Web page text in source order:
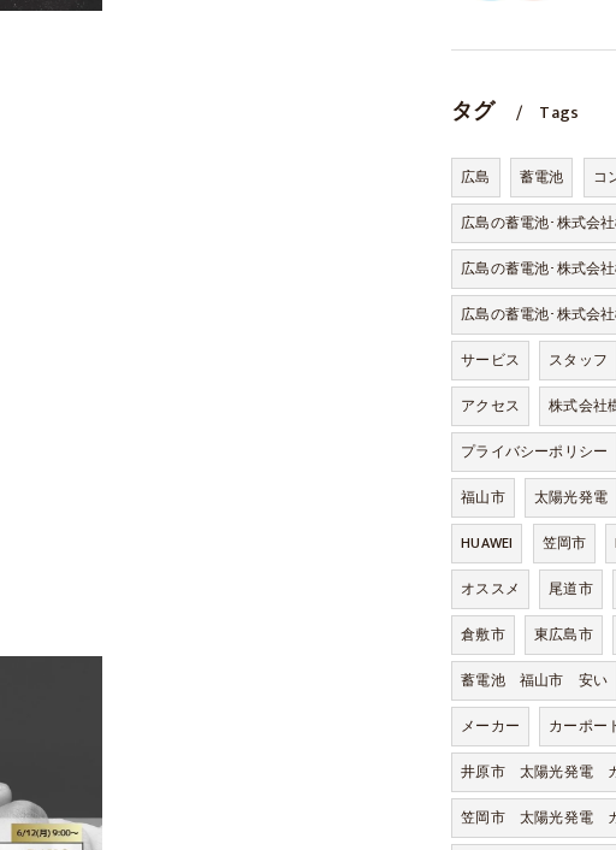
タグ Tags
広島 蓄電池
コ
広島の蓄電池･株式会
広島の蓄電池･株式会
広島の蓄電池･株式会
サービス
スタッフ
アクセス
株式会社
プライバシーポリシー
福山市
太陽光発電
HUAWEI
笠岡市
オススメ
尾道市
倉敷市
東広島市
蓄電池 福山市 安い
メーカー
カーポー
井原市 太陽光発電
笠岡市 太陽光発電